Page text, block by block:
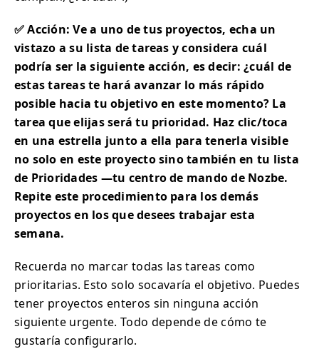
✅ Acción: Ve a uno de tus proyectos, echa un
vistazo a su lista de tareas y considera cuál
podría ser la siguiente acción, es decir: ¿cuál de
estas tareas te hará avanzar lo más rápido
posible hacia tu objetivo en este momento? La
tarea que elijas será tu prioridad. Haz clic/toca
en una estrella junto a ella para tenerla visible
no solo en este proyecto sino también en tu lista
de Prioridades —tu centro de mando de Nozbe.
Repite este procedimiento para los demás
proyectos en los que desees trabajar esta
semana.
Recuerda no marcar todas las tareas como
prioritarias. Esto solo socavaría el objetivo. Puedes
tener proyectos enteros sin ninguna acción
siguiente urgente. Todo depende de cómo te
gustaría configurarlo.